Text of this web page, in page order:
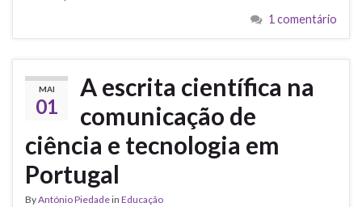
1 comentário
MAI
01
A escrita científica na
comunicação de
ciência e tecnologia em
Portugal
ByAntónio Piedadein Educação